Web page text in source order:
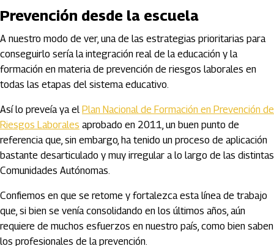
Prevención desde la escuela
A nuestro modo de ver, una de las estrategias prioritarias para
conseguirlo sería la integración real de la educación y la
formación en materia de prevención de riesgos laborales en
todas las etapas del sistema educativo.
Así lo preveía ya el Plan Nacional de Formación en Prevención de
Riesgos Laborales aprobado en 2011, un buen punto de
referencia que, sin embargo, ha tenido un proceso de aplicación
bastante desarticulado y muy irregular a lo largo de las distintas
Comunidades Autónomas.
Confiemos en que se retome y fortalezca esta línea de trabajo
que, si bien se venía consolidando en los últimos años, aún
requiere de muchos esfuerzos en nuestro país, como bien saben
los profesionales de la prevención.